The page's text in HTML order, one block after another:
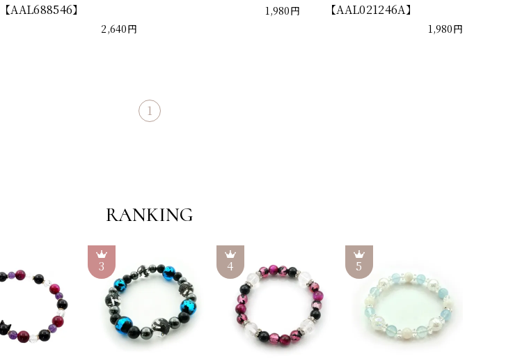
【AAL688546】
2,640円
1,980円
【AAL021246A】
1,980円
1
RANKING